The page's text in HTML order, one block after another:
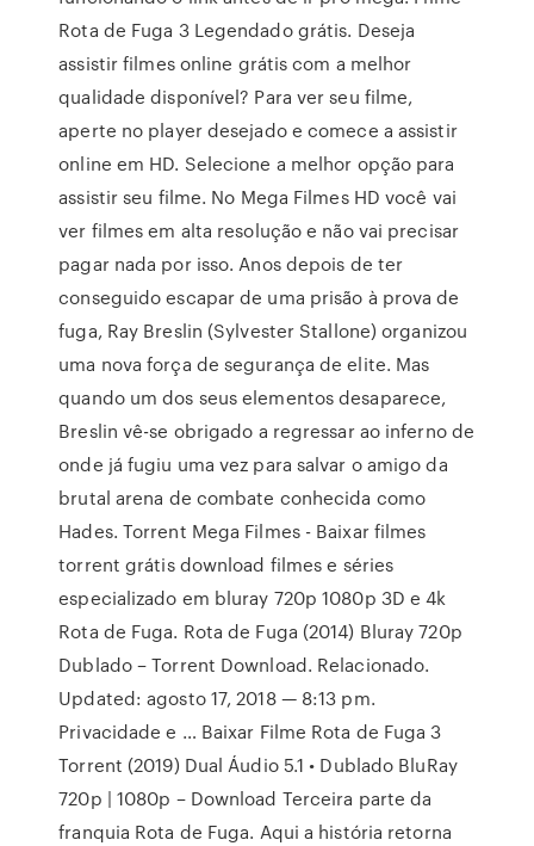
Rota de Fuga 3 Legendado grátis. Deseja
assistir filmes online grátis com a melhor
qualidade disponível? Para ver seu filme,
aperte no player desejado e comece a assistir
online em HD. Selecione a melhor opção para
assistir seu filme. No Mega Filmes HD você vai
ver filmes em alta resolução e não vai precisar
pagar nada por isso. Anos depois de ter
conseguido escapar de uma prisão à prova de
fuga, Ray Breslin (Sylvester Stallone) organizou
uma nova força de segurança de elite. Mas
quando um dos seus elementos desaparece,
Breslin vê-se obrigado a regressar ao inferno de
onde já fugiu uma vez para salvar o amigo da
brutal arena de combate conhecida como
Hades. Torrent Mega Filmes - Baixar filmes
torrent grátis download filmes e séries
especializado em bluray 720p 1080p 3D e 4k
Rota de Fuga. Rota de Fuga (2014) Bluray 720p
Dublado – Torrent Download. Relacionado.
Updated: agosto 17, 2018 — 8:13 pm.
Privacidade e … Baixar Filme Rota de Fuga 3
Torrent (2019) Dual Áudio 5.1 • Dublado BluRay
720p | 1080p – Download Terceira parte da
franquia Rota de Fuga. Aqui a história retorna